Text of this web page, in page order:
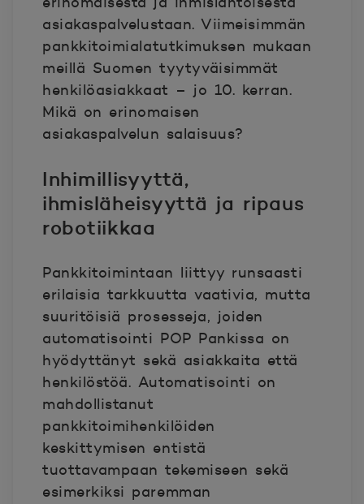
asiakaspalvelustaan. Viimeisimmän
pankkitoimialatutkimuksen mukaan
meillä Suomen tyytyväisimmät
henkilöasiakkaat – jo 10. kerran.
Mikä on erinomaisen
asiakaspalvelun salaisuus?
Inhimillisyyttä,
ihmisläheisyyttä ja ripaus
robotiikkaa
Pankkitoimintaan liittyy runsaasti
erilaisia tarkkuutta vaativia, mutta
suuritöisiä prosesseja, joiden
automatisointi POP Pankissa on
hyödyttänyt sekä asiakkaita että
henkilöstöä. Automatisointi on
mahdollistanut
pankkitoimihenkilöiden
keskittymisen entistä
tuottavampaan tekemiseen sekä
esimerkiksi paremman